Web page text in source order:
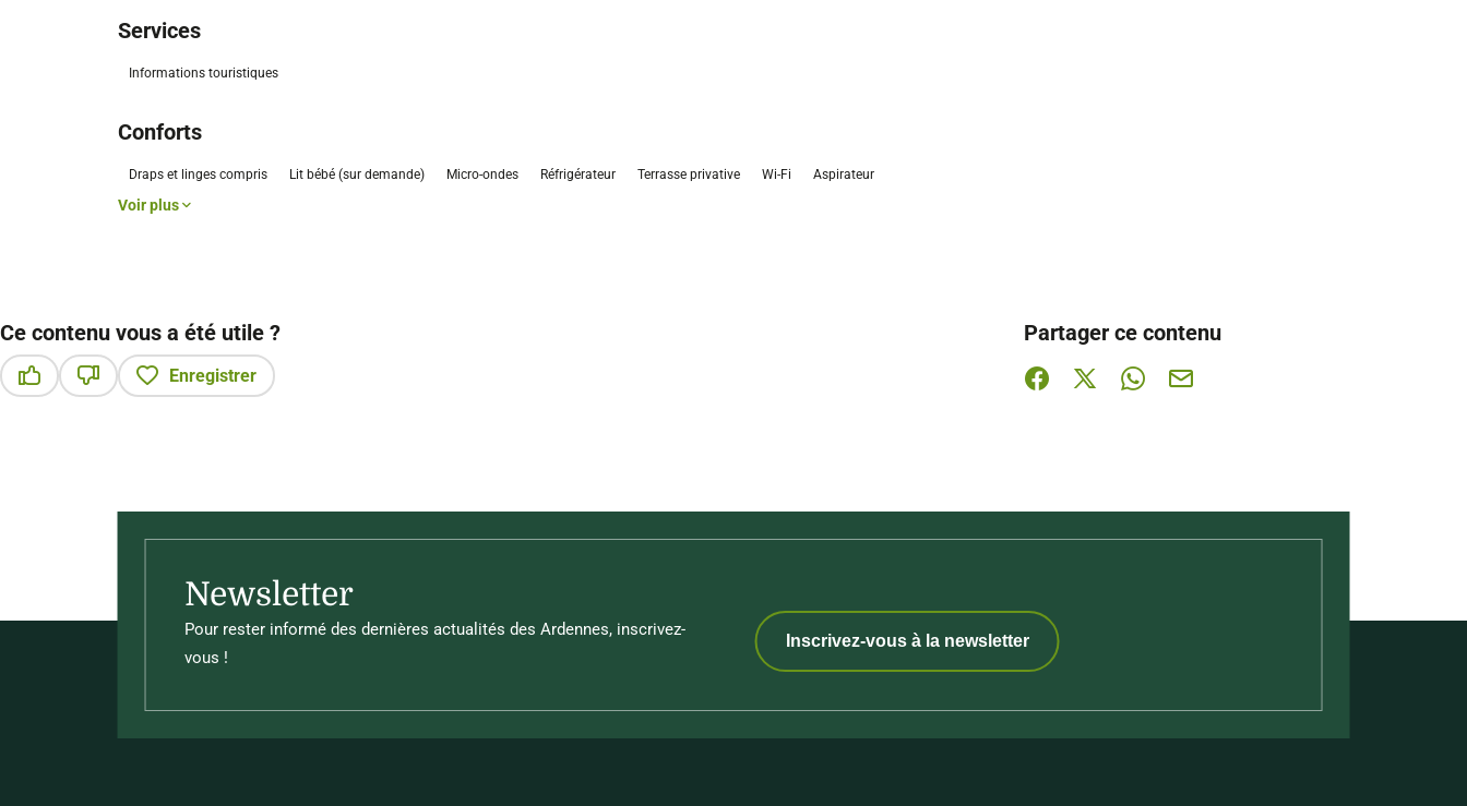
Services
Informations touristiques
Conforts
Draps et linges compris Lit bébé (sur demande) Micro-ondes Réfrigérateur Terrasse privative Wi-Fi Aspirateur
Voir plus
Ce contenu vous a été utile ?
Enregistrer
Partager ce contenu
Partager sur Facebook (nouvelle fenêtre)
Partager sur X / Twitter (nouvelle fenêtre)
Partager sur WhatsApp
Partager par mail
Newsletter
Pour rester informé des dernières actualités des Ardennes, inscrivez-
vous !
Inscrivez-vous à la newsletter